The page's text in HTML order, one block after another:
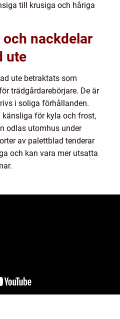
till krusiga och håriga
nackdelar
ute
ute betraktats som
trädgårdarebörjare. De är
i soliga förhållanden.
känsliga för kyla och frost,
odlas utomhus under
av palettblad tenderar
och kan vara mer utsatta